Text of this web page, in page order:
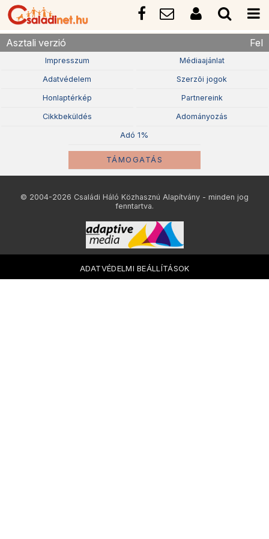
Asztali verzió Fel
Impresszum Médiaajánlat
Adatvédelem Szerzõi jogok
Honlaptérkép Partnereink
Cikkbeküldés Adományozás
Adó 1%
TÁMOGATÁS
© 2004-2026 Családi Háló Közhasznú Alapítvány - minden jog
fenntartva.
ADATVÉDELMI BEÁLLÍTÁSOK